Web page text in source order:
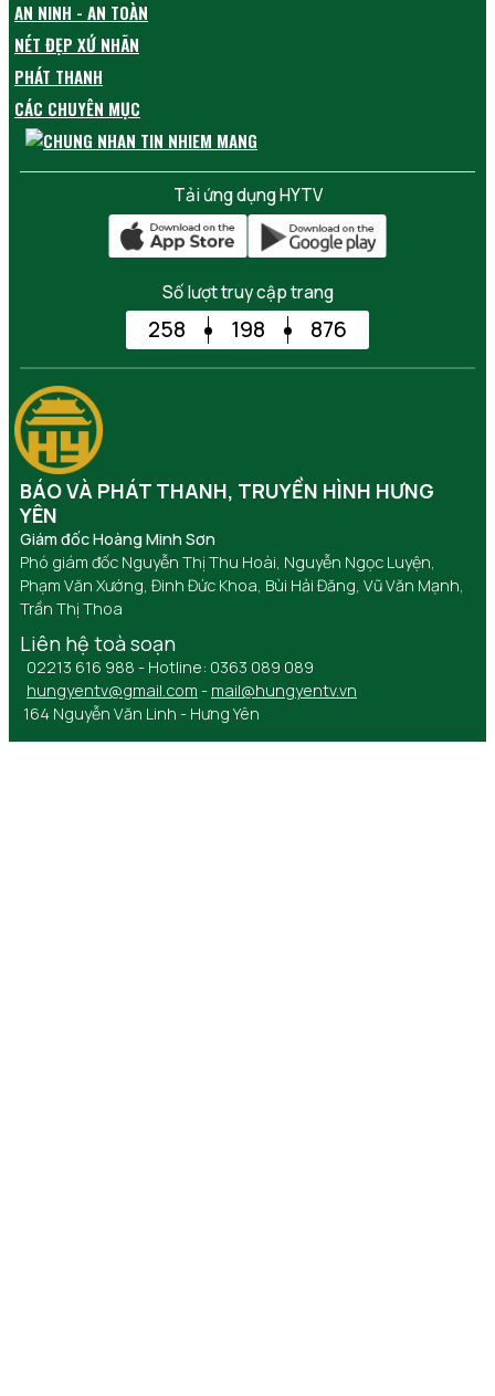
AN NINH - AN TOÀN
NÉT ĐẸP XỨ NHÃN
PHÁT THANH
CÁC CHUYÊN MỤC
Tải ứng dụng HYTV
Số lượt truy cập trang
258 198 876
BÁO VÀ PHÁT THANH, TRUYỀN HÌNH HƯNG
YÊN
Giám đốc Hoàng Minh Sơn
Phó giám đốc Nguyễn Thị Thu Hoài, Nguyễn Ngọc Luyện,
Phạm Văn Xướng, Đinh Đức Khoa, Bùi Hải Đăng, Vũ Văn Mạnh,
Trần Thị Thoa
Liên hệ toà soạn
02213 616 988 - Hotline: 0363 089 089
hungyentv@gmail.com - mail@hungyentv.vn
164 Nguyễn Văn Linh - Hưng Yên